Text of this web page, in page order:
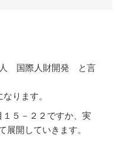
人 国際人財開発 と言
ります。
５－２２ですか、実
展開していきます。